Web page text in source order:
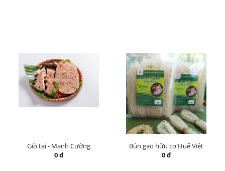
Giò tai - Mạnh Cường
0 đ
Bún gạo hữu cơ Huế Việt
0 đ